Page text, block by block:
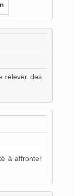
relever des
à affronter